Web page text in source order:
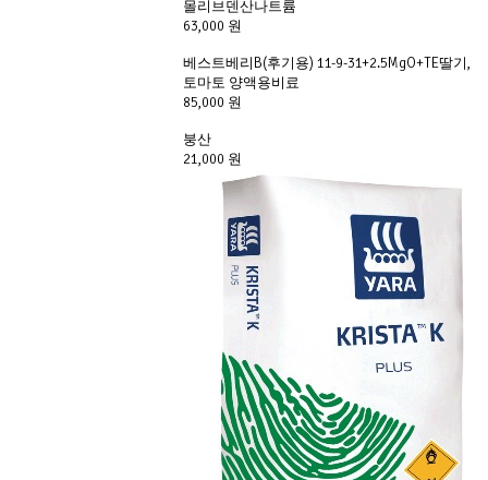
몰리브덴산나트륨
63,000 원
베스트베리B(후기용) 11-9-31+2.5MgO+TE딸기,
토마토 양액용비료
85,000 원
붕산
21,000 원